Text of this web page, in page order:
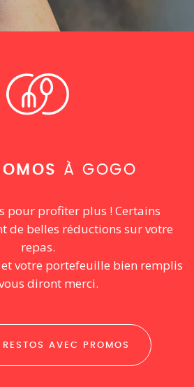
À GOGO
pour profiter plus ! Certains
de belles réductions sur votre
repas.
et votre portefeuille bien remplis
diront merci.
AVEC PROMOS